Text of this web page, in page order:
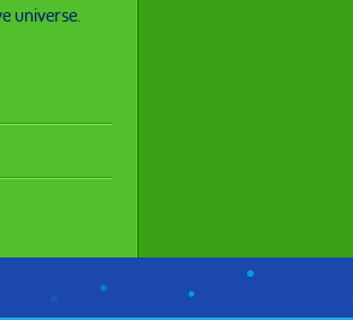
universe.